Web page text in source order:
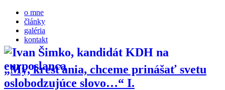
o mne
články
galéria
kontakt
„My, kresťania, chceme prinášať svetu
oslobodzujúce slovo…“ I.